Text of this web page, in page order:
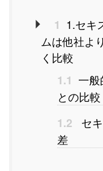
1 1.セキ
ムは他社よ
く比較
1.1 一
との比較
1.2
セ
差